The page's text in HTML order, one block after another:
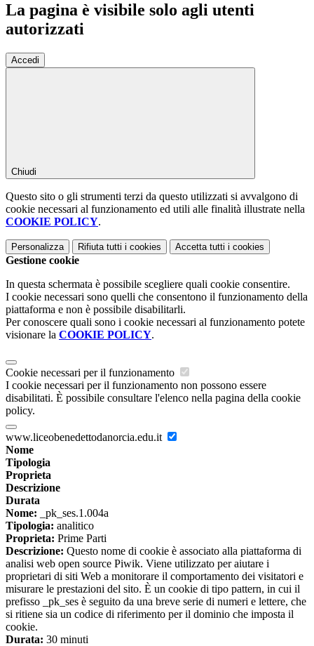
La pagina è visibile solo agli utenti
autorizzati
Accedi
Chiudi
Questo sito o gli strumenti terzi da questo utilizzati si avvalgono di
cookie necessari al funzionamento ed utili alle finalità illustrate nella
COOKIE POLICY.
Personalizza Rifiuta tutti i cookies Accetta tutti i cookies
Gestione cookie
In questa schermata è possibile scegliere quali cookie consentire.
I cookie necessari sono quelli che consentono il funzionamento della
piattaforma e non è possibile disabilitarli.
Per conoscere quali sono i cookie necessari al funzionamento potete
visionare la COOKIE POLICY.
Cookie necessari per il funzionamento
I cookie necessari per il funzionamento non possono essere
disabilitati. È possibile consultare l'elenco nella pagina della cookie
policy.
www.liceobenedettodanorcia.edu.it
Nome
Tipologia
Proprieta
Descrizione
Durata
Nome: _pk_ses.1.004a
Tipologia: analitico
Proprieta: Prime Parti
Descrizione: Questo nome di cookie è associato alla piattaforma di
analisi web open source Piwik. Viene utilizzato per aiutare i
proprietari di siti Web a monitorare il comportamento dei visitatori e
misurare le prestazioni del sito. È un cookie di tipo pattern, in cui il
prefisso _pk_ses è seguito da una breve serie di numeri e lettere, che
si ritiene sia un codice di riferimento per il dominio che imposta il
cookie.
Durata: 30 minuti